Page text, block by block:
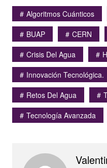
Algoritmos Cuánticos
BUAP
CERN
Crisis Del Agua
Innovación Tecnológica.
Retos Del Agua
Tecnología Avanzada